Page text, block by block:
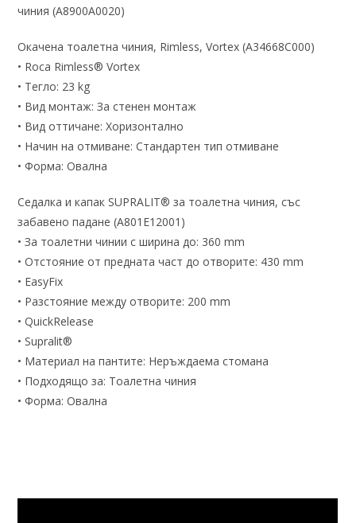
чиния (A8900A0020)
Окачена тоалетна чиния, Rimless, Vortex (A34668C000)
• Roca Rimless® Vortex
• Тегло: 23 kg
• Вид монтаж: За стенен монтаж
• Вид оттичане: Хоризонтално
• Начин на отмиване: Стандартен тип отмиване
• Форма: Овална
Седалка и капак SUPRALIT® за тоалетна чиния, със
забавено падане (A801E12001)
• За тоалетни чинии с ширина до: 360 mm
• Отстояние от предната част до отворите: 430 mm
• EasyFix
• Разстояние между отворите: 200 mm
• QuickRelease
• Supralit®
• Материал на пантите: Неръждаема стомана
• Подходящо за: Тоалетна чиния
• Форма: Овална